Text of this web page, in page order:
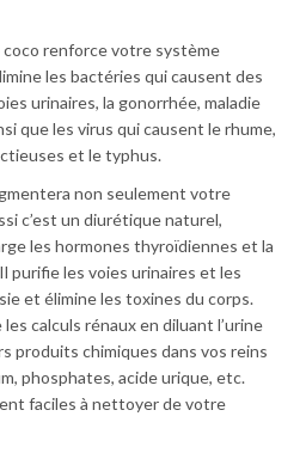
coco renforce votre système
les bactéries qui causent des
urinaires, la gonorrhée, maladie
que les virus qui causent le rhume,
et le typhus.
non seulement votre
c’est un diurétique naturel,
les hormones thyroïdiennes et la
purifie les voies urinaires et les
et élimine les toxines du corps.
calculs rénaux en diluant l’urine
produits chimiques dans vos reins
phosphates, acide urique, etc.
faciles à nettoyer de votre